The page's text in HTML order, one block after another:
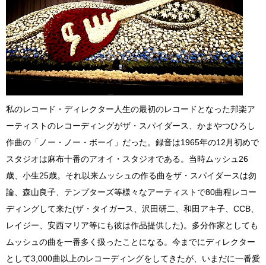
私のレコード・ディレクター人生の最初のレコードとなった邦楽ア
ーティストのレコーディングがザ・スパイダース、かまやつひろし
作曲の「ノー・ノー・ボーイ」だった。録音は1965年の12月初めで
スタジオは麻布十番のアオイ・スタジオである。当時ムッシュ26
歳、小生25歳。それ以来ムッシュの作る曲をザ・スパイダースは勿
論、森山良子、テンプターズ等様々なアーティストで80曲程レコー
ディングして来た(ザ・タイガース、沢田研二、和田アキ子、CCB、
レイジー、安西マリア等にも彼は作品提供した)。多分作家としても
ムッシュの曲を一番多く扱ったことになる。今までにディレクター
として3,000曲以上のレコーディングをしてきたが、いまだに一番愛